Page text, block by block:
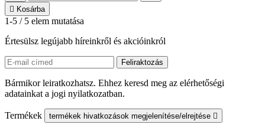
 Kosárba
1-5 / 5 elem mutatása
Értesülsz legújabb híreinkről és akcióinkról
Bármikor leiratkozhatsz. Ehhez keresd meg az elérhetőségi
adatainkat a jogi nyilatkozatban.
Termékek termékek hivatkozások megjelenítése/elrejtése 